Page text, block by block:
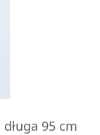
95 cm